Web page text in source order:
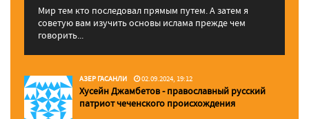
Мир тем кто последовал прямым путем. А затем я
советую вам изучить основы ислама прежде чем
говорить...
АЗЕР ГАСАНЛИ 02.09.2024, 19:12
Хусейн Джамбетов - православный русский
патриот чеченского происхождения